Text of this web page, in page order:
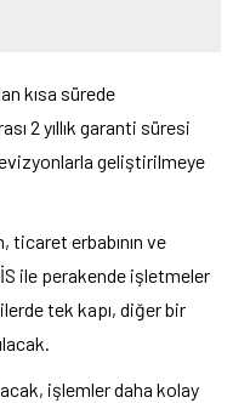
kısa sürede
2 yıllık garanti süresi
geliştirilmeye
ticaret erbabının ve
ile perakende işletmeler
tek kapı, diğer bir
işlemler daha kolay